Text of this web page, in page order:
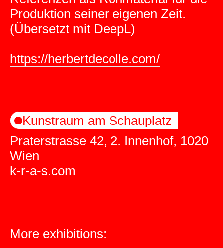
Produktion seiner eigenen Zeit.
(Übersetzt mit DeepL)
https://herbertdecolle.com/
Kunstraum am Schauplatz
Praterstrasse 42, 2. Innenhof, 1020
Wien
k-r-a-s.com
More exhibitions: